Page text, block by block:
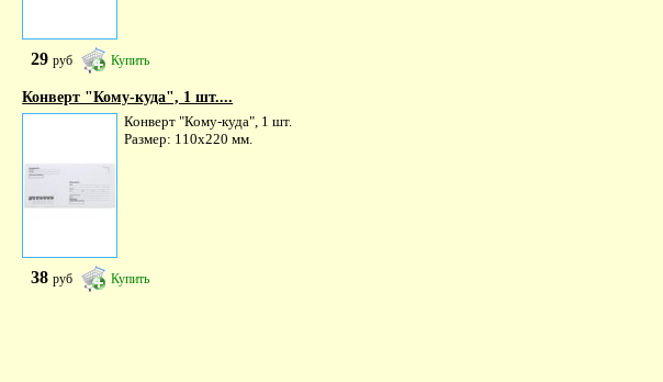
29руб Купить
Конверт "Кому-куда", 1 шт....
Конверт "Кому-куда", 1 шт.
Размер: 110х220 мм.
38руб Купить